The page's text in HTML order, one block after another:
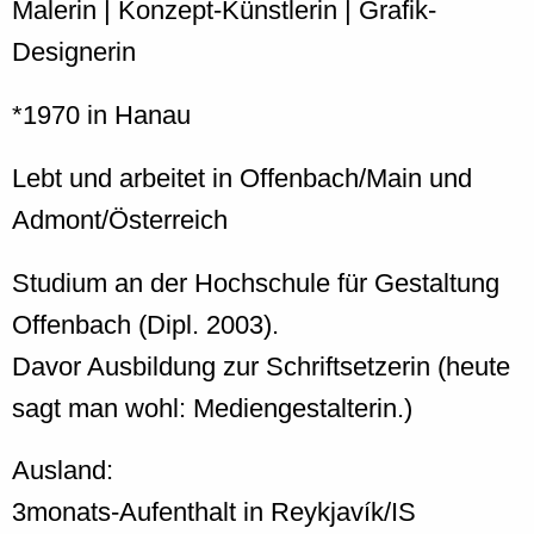
Malerin | Konzept-Künstlerin | Grafik-
Designerin
*1970 in Hanau
Lebt und arbeitet in Offenbach/Main und
Admont/Österreich
Studium an der Hochschule für Gestaltung
Offenbach (Dipl. 2003).
Davor Ausbildung zur Schriftsetzerin (heute
sagt man wohl: Mediengestalterin.)
Ausland:
3monats-Aufenthalt in Reykjavík/IS